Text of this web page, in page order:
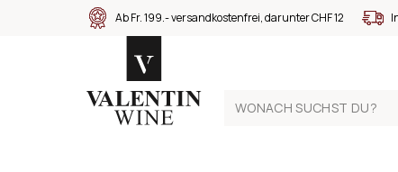
Ab Fr. 199.- versandkostenfrei, darunter CHF 12